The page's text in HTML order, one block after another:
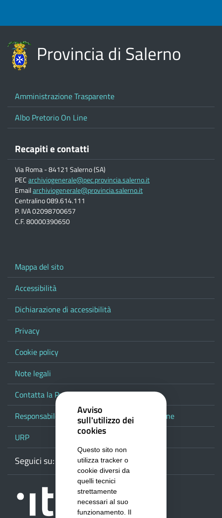
Provincia di Salerno
Amministrazione Trasparente
Albo Pretorio On Line
Recapiti e contatti
Via Roma - 84121 Salerno (SA)
PECarchiviogenerale@pec.provincia.salerno.it
Emailarchiviogenerale@provincia.salerno.it
Centralino 089.614.111
P. IVA 02098700657
C.F. 80000390650
Mappa del sito
Accessibilità
Dichiarazione di accessibilità
Privacy
Cookie policy
Note legali
Contatta la Provincia
Responsabile del procedimento di pubblicazione
URP
Seguici su: WebmailFacebook
Youtube
Avviso
sull'utilizzo dei
cookies
Questo sito non
utilizza tracker o
cookie diversi da
quelli tecnici
strettamente
necessari al suo
funzionamento. Il